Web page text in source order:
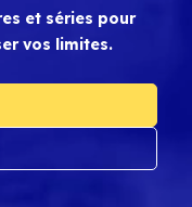
et séries pour
vos limites.